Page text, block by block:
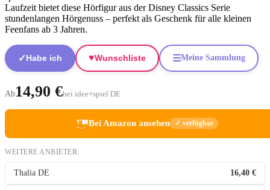
Laufzeit bietet diese Hörfigur aus der Disney Classics Serie
stundenlangen Hörgenuss – perfekt als Geschenk für alle kleinen
Feenfans ab 3 Jahren.
✓Habe ich ♥Wunschliste ☰Meine Sammlung
Ab14,90 €bei idee+spiel DE
Bei Amazon ansehen ✓ verfügbar
WEITERE ANBIETER:
Thalia DE 16,40 €